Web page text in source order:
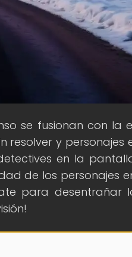
se fusionan con la
resolver y personajes
en la
de los personajes
para desentrañar